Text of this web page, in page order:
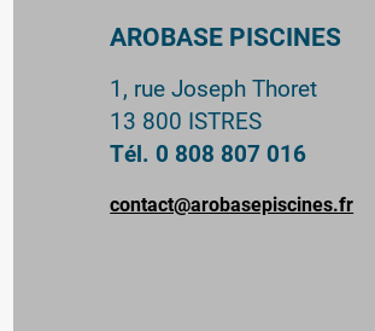
AROBASE PISCINES
1, rue Joseph Thoret
13 800 ISTRES
Tél. 0 808 807 016
contact@arobasepiscines.fr